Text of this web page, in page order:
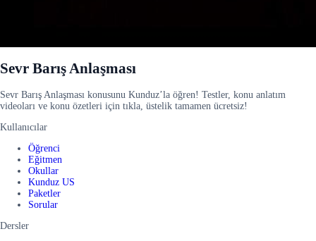
Sevr Barış Anlaşması
Sevr Barış Anlaşması konusunu Kunduz’la öğren! Testler, konu anlatım
videoları ve konu özetleri için tıkla, üstelik tamamen ücretsiz!
Kullanıcılar
Öğrenci
Eğitmen
Okullar
Kunduz US
Paketler
Sorular
Dersler